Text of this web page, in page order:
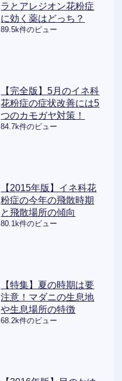
ラとアレジオン花粉症
に効く薬はどっち？
89.5k件のビュー
【完全版】5月のイネ科
花粉症の症状改善には5
つのカモガヤ対策！
84.7k件のビュー
【2015年版】イネ科花
粉症の今年の飛散時期
と飛散場所の傾向
80.1k件のビュー
【特集】夏の時期は要
注意！マダニの生息地
や生息場所の特徴
68.2k件のビュー